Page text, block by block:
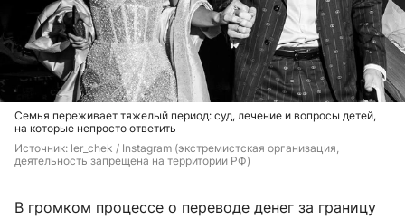
Семья переживает тяжелый период: суд, лечение и вопросы детей,
на которые непросто ответить
Источник: ler_chek / Instagram (экстремистская организация,
деятельность запрещена на территории РФ)
В громком процессе о переводе денег за границу